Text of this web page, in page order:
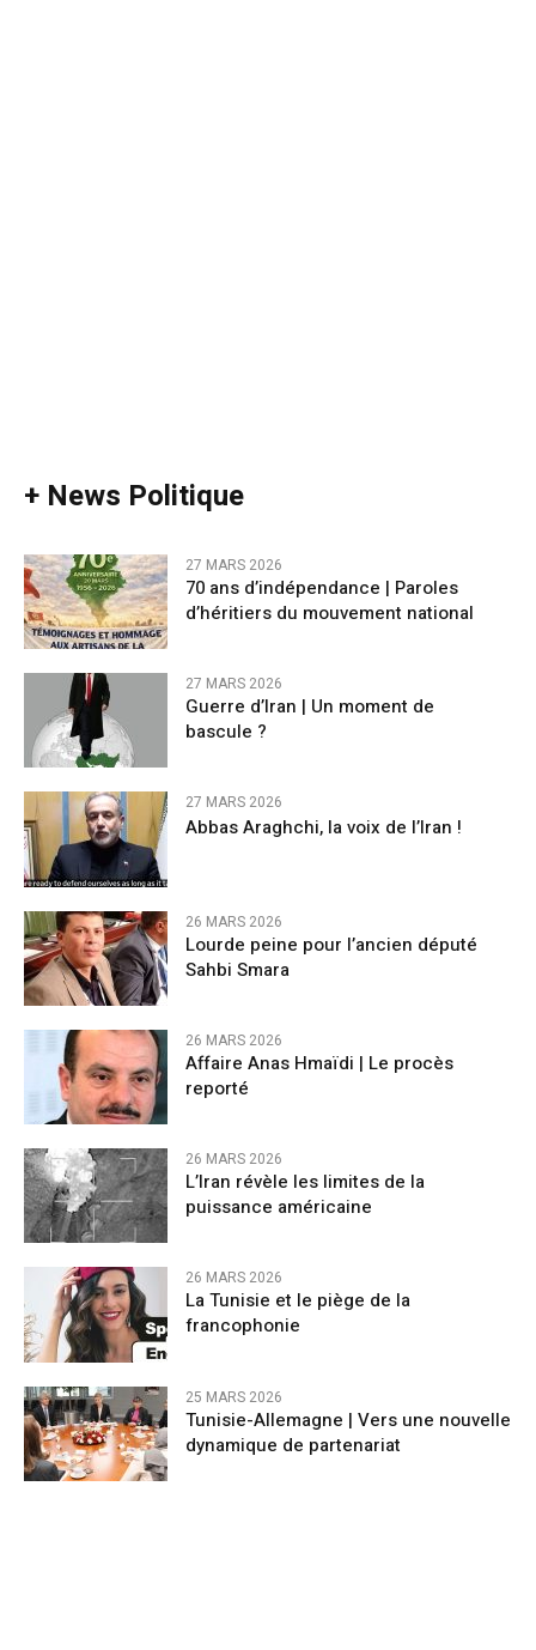
+ News Politique
27 MARS 2026
70 ans d’indépendance | Paroles
d’héritiers du mouvement national
27 MARS 2026
Guerre d’Iran | Un moment de
bascule ?
27 MARS 2026
Abbas Araghchi, la voix de l’Iran !
26 MARS 2026
Lourde peine pour l’ancien député
Sahbi Smara
26 MARS 2026
Affaire Anas Hmaïdi | Le procès
reporté
26 MARS 2026
L’Iran révèle les limites de la
puissance américaine
26 MARS 2026
La Tunisie et le piège de la
francophonie
25 MARS 2026
Tunisie-Allemagne | Vers une nouvelle
dynamique de partenariat